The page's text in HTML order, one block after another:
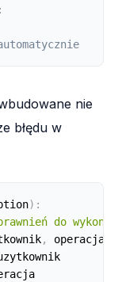
:
nie
błędu w
) :
do
, operacja